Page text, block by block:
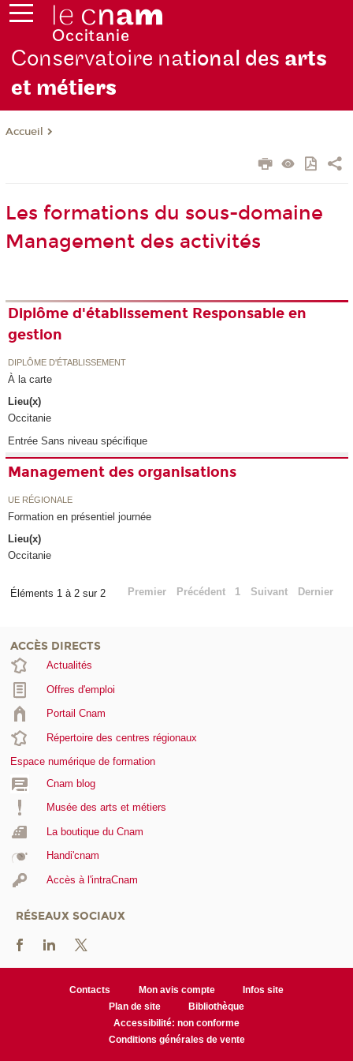
Conservatoire national des arts
et métiers
Accueil
Les formations du sous-domaine
Management des activités
Diplôme d'établissement Responsable en
gestion
DIPLÔME D'ÉTABLISSEMENT
À la carte
Lieu(x)
Occitanie
Entrée Sans niveau spécifique
Management des organisations
UE RÉGIONALE
Formation en présentiel journée
Lieu(x)
Occitanie
Éléments 1 à 2 sur 2 Premier Précédent 1 Suivant Dernier
ACCÈS DIRECTS
Actualités
Offres d'emploi
Portail Cnam
Répertoire des centres régionaux
Espace numérique de formation
Cnam blog
Musée des arts et métiers
La boutique du Cnam
Handi'cnam
Accès à l'intraCnam
RÉSEAUX SOCIAUX
Contacts Mon avis compte
Infos site
Plan de site
Bibliothèque
Accessibilité: non conforme
Conditions générales de vente